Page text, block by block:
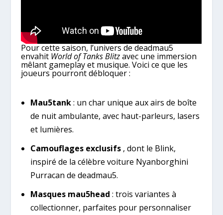
Pour cette saison, l’univers de deadmau5
envahit World of Tanks Blitzavec une immersion
mêlant gameplay et musique. Voici ce que les
joueurs pourront débloquer :
Mau5tank: un char unique aux airs de boîte
de nuit ambulante, avec haut-parleurs, lasers
et lumières.
Camouflages exclusifs, dont le Blink,
inspiré de la célèbre voiture Nyanborghini
Purracan de deadmau5.
Masques mau5head : trois variantes à
collectionner, parfaites pour personnaliser